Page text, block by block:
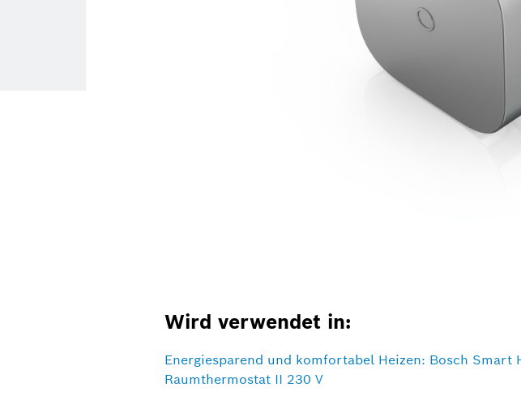
Wird verwendet in:
Energiesparend und komfortabel Heizen: Bosch
Raumthermostat II 230 V